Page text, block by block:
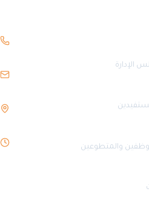
الإدارة
والمتطوعين